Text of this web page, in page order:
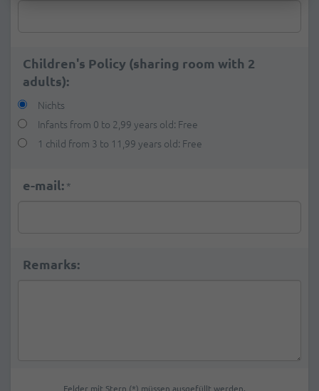
Children's Policy (sharing room with 2
adults):
Nichts
Infants from 0 to 2,99 years old: Free
1 child from 3 to 11,99 years old: Free
e-mail: *
Remarks:
Felder mit Stern (*) müssen ausgefüllt werden.